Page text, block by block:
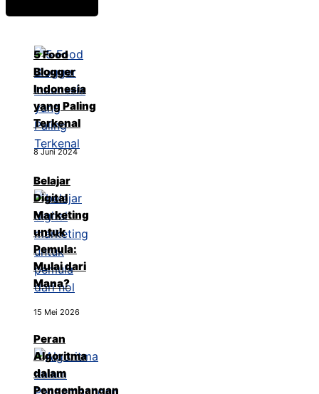
5 Food
Blogger
Indonesia
yang Paling
Terkenal
8 Juni 2024
Belajar
Digital
Marketing
untuk
Pemula:
Mulai dari
Mana?
15 Mei 2026
Peran
Algoritma
dalam
Pengembangan